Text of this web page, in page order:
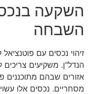
השקעה
השבחה
זיהוי נכסים עם
הנדל"ן. משקיעים
אזורים שבהם מתוכננים
מסחריים. נכסים אלו